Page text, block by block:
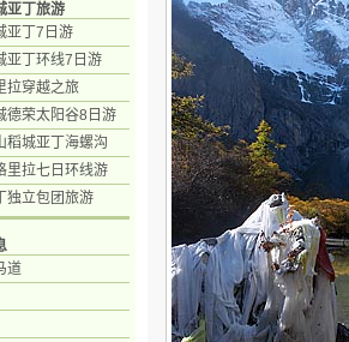
亚丁旅游
亚丁7日游
亚丁环线7日游
拉穿越之旅
德荣太阳谷8日游
稻城亚丁海螺沟
里拉七日环线游
独立包团旅游
道